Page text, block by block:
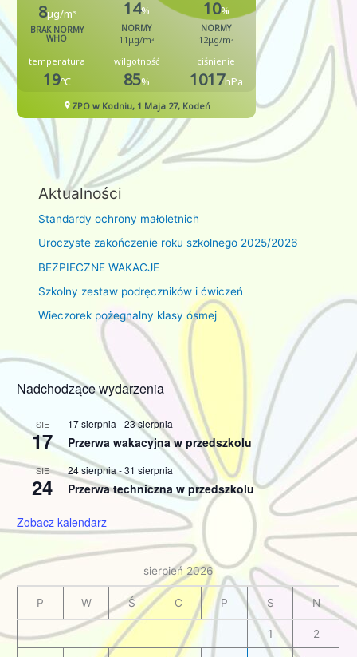
Aktualności
Standardy ochrony małoletnich
Uroczyste zakończenie roku szkolnego 2025/2026
BEZPIECZNE WAKACJE
Szkolny zestaw podręczników i ćwiczeń
Wieczorek pożegnalny klasy ósmej
Nadchodzące wydarzenia
SIE
17
17 sierpnia -23 sierpnia
Przerwa wakacyjna w przedszkolu
SIE
24
24 sierpnia-31 sierpnia
Przerwa techniczna w przedszkolu
Zobacz kalendarz
sierpień 2026
P W Ś C P S N
1 2